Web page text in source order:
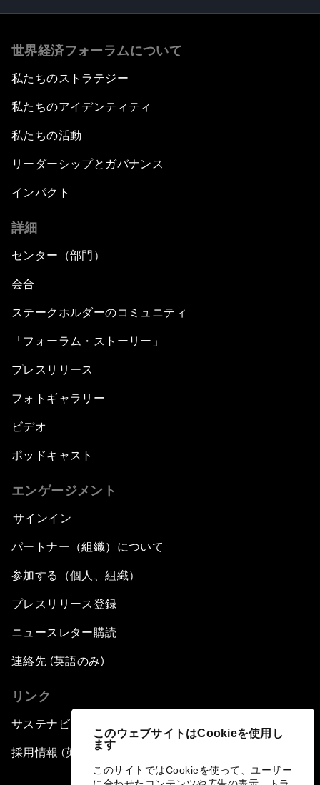
このウェブサイトはCookieを使用し
ます
このサイトではCookieを使って、ユーザー
世界経済フォーラムについて
私たちのストラテジー
私たちのアイデンティティ
私たちの活動
リーダーシップとガバナンス
インパクト
詳細
センター（部門）
会合
ステークホルダーのコミュニティ
「フォーラム・ストーリー」
プレスリリース
フォトギャラリー
ビデオ
ポッドキャスト
エンゲージメント
サインイン
パートナー（組織）について
参加する（個人、組織）
プレスリリース登録
ニュースレター購読
連絡先 (英語のみ)
リンク
サステナビリティへの取り組み
採用情報 (英語のみ)